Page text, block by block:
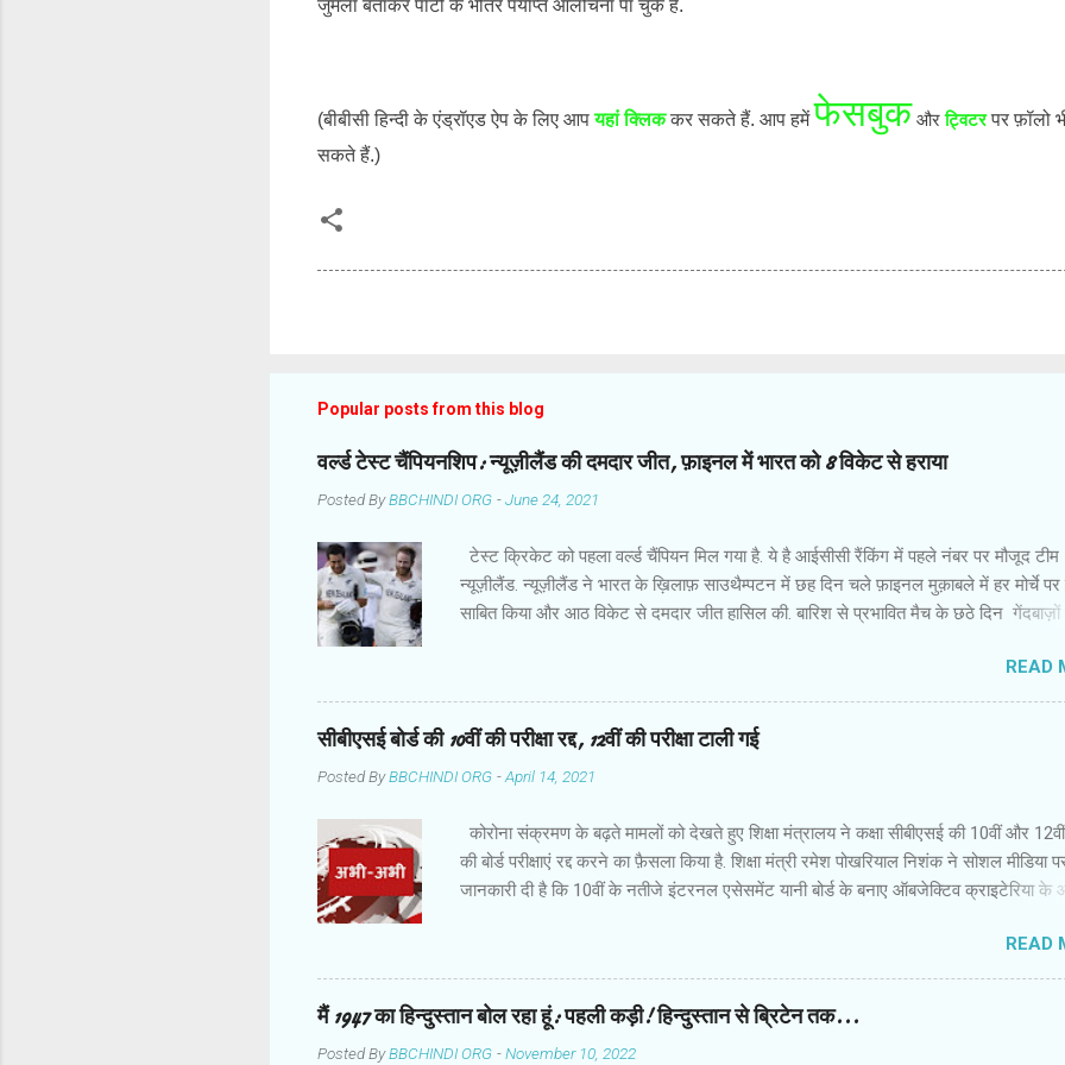
जुमला बताकर पार्टी के भीतर पर्याप्त आलोचना पा चुके हैं.
(बीबीसी हिन्दी के एंड्रॉएड ऐप के लिए आपयहां क्लिककर सकते हैं. आप हमेंफेसबुक औरट्विटर पर फ़ॉलो
सकते हैं.)
Popular posts from this blog
वर्ल्ड टेस्ट चैंपियनशिप: न्यूज़ीलैंड की दमदार जीत, फ़ाइनल में भारत को 8 विकेट से हराया
Posted ByBBCHINDI ORG -June 24, 2021
टेस्ट क्रिकेट को पहला वर्ल्ड चैंपियन मिल गया है. ये है आईसीसी रैंकिंग में पहले नंबर पर मौजूद टीम
न्यूज़ीलैंड. न्यूज़ीलैंड ने भारत के ख़िलाफ़ साउथैम्पटन में छह दिन चले फ़ाइनल मुक़ाबले में हर मोर्चे पर
साबित किया और आठ विकेट से दमदार जीत हासिल की. बारिश से प्रभावित मैच के छठे दिन गेंदबाज़ों
चैंपियनशिप में इतिहास रच दिया . जीत के हीरो रहे कप्तान विलियमसन ने हाफ सेंचुरी जमाई. वो 89
52 रन बनाकर नाबाद रहे. चौका जमाकर जीत पक्की करने वाले टेलर ने नाबाद 47 रन बनाए.
वजह से दो दिन का खेल बर्बाद होने के कारण मैच का नतीजा छठे दिन निकला. भारत ने न्यूज़ीलैंड को
लिए 139 रन की चुनौती दी थी. स्पिनर आर अश्विन ने न्यूज़ीलैंड के स्पिनरों को सस्ते में पैवेलियन भेज
लेकिन विलियमसन और टेलर ने भारत की उम्मीदों पर पानी फेर दिया. न्यूज़ीलैंड की पारी के 31वें ओवर
READ
सीबीएसई बोर्ड की 10वीं की परीक्षा रद्द, 12वीं की परीक्षा टाली गई
Posted ByBBCHINDI ORG -April 14, 2021
कोरोना संक्रमण के बढ़ते मामलों को देखते हुए शिक्षा मंत्रालय ने कक्षा सीबीएसई की 10वीं और 12वीं
की बोर्ड परीक्षाएं रद्द करने का फ़ैसला किया है. शिक्षा मंत्री रमेश पोखरियाल निशंक ने सोशल मीडिया
जानकारी दी है कि 10वीं के नतीजे इंटरनल एसेसमेंट यानी बोर्ड के बनाए ऑबजेक्टिव क्राइटेरिया के
बाद में फ़ैसला किया जाएगा. मंत्रालय का कहना है कि इसके लिए एक जून को एक बार फिर स्थिति की
समीक्षा की जाएगी. सीबीएसई की परीक्षाएं 4 मई से 14 जून को होने वाली थीं. छोड़िए Twitter पोस्ट, 1
Twitter समाप्त, 1
READ
मैं 1947 का हिन्दुस्तान बोल रहा हूं: पहली कड़ी! हिन्दुस्तान से ब्रिटेन तक...
Posted ByBBCHINDI ORG -November 10, 2022